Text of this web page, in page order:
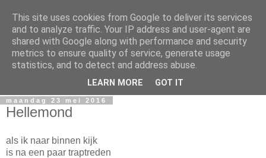
Miguel Santos
Ergens in Rotterdam. Waarschijnlijk in de nacht. Pen en
maandag 23 mei 2016
Hellemond
als ik naar binnen kijk
is na een paar traptreden
This site uses cookies from Google to deliver its services
and to analyze traffic. Your IP address and user-agent are
shared with Google along with performance and security
metrics to ensure quality of service, generate usage
statistics, and to detect and address abuse.
LEARN MORE GOT IT